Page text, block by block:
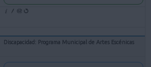
Discapacidad: Programa Municipal de Artes Escénicas